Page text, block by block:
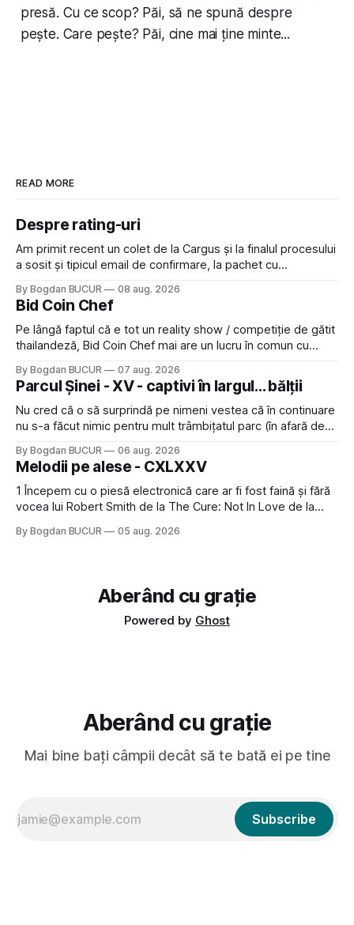
presă. Cu ce scop? Păi, să ne spună despre
pește. Care pește? Păi, cine mai ține minte...
READ MORE
Despre rating-uri
Am primit recent un colet de la Cargus și la finalul procesului
a sosit și tipicul email de confirmare, la pachet cu
feedback-ului și eram în toate bune, de data asta am dat
click să le las un rating. Un 5
By Bogdan BUCUR 08 aug. 2026
Bid Coin Chef
Pe lângă faptul că e tot un reality show / competiție de gătit
thailandeză, Bid Coin Chef mai are un lucru în comun cu
lăsat rece la prima vedere, după care m-a făcut să mă
îndrăgostesc de el. Nu mi-a plăcut faptul
By Bogdan BUCUR 07 aug. 2026
Parcul Șinei - XV - captivi în largul... bălții
Nu cred că o să surprindă pe nimeni vestea că în continuare
nu s-a făcut nimic pentru mult trâmbițatul parc (în afară de
timp pui și latră prin gard la lumea care trece prin zonă). Am
avut, în schimb, o belea
By Bogdan BUCUR 06 aug. 2026
Melodii pe alese - CXLXXV
1 Începem cu o piesă electronică care ar fi fost faină și fără
vocea lui Robert Smith de la The Cure: Not In Love de la
a dovedit că jumătatea masculină a acelui duo era cam
By Bogdan BUCUR 05 aug. 2026
Aberând cu grație
Powered by Ghost
Aberând cu grație
Mai bine bați câmpii decât să te bată ei pe tine
Subscribe